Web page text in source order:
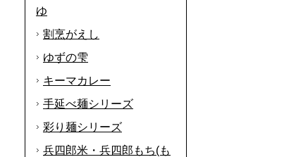
ゆ
割烹がえし
ゆずの雫
キーマカレー
手延べ麺シリーズ
彩り麺シリーズ
兵四郎米・兵四郎もち(も